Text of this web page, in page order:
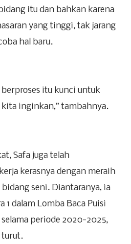
itu dan bahkan karena
yang tinggi, tak jarang
hal baru.
berproses itu kunci untuk
kita inginkan,” tambahnya.
Safa juga telah
kerasnya dengan meraih
seni. Diantaranya, ia
1 dalam Lomba Baca Puisi
periode 2020-2025,
turut.